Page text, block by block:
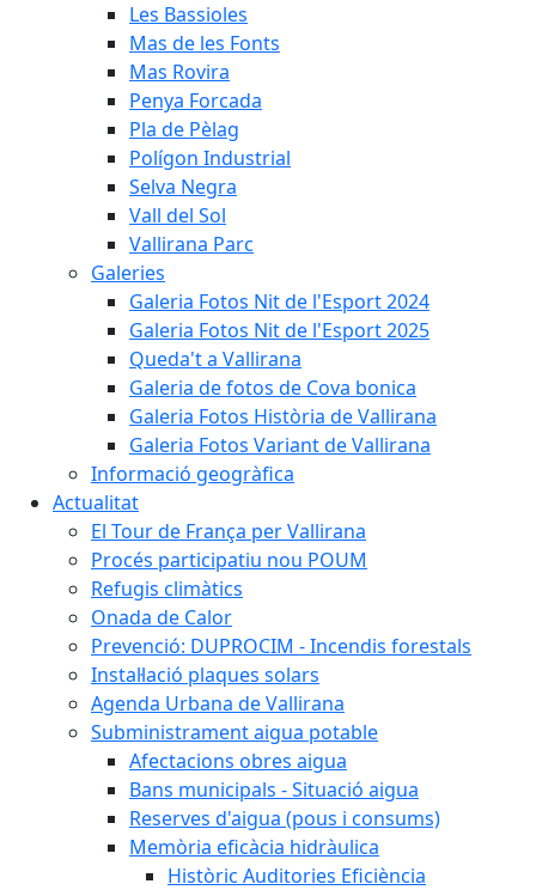
Les Bassioles
Mas de les Fonts
Mas Rovira
Penya Forcada
Pla de Pèlag
Polígon Industrial
Selva Negra
Vall del Sol
Vallirana Parc
Galeries
Galeria Fotos Nit de l'Esport 2024
Galeria Fotos Nit de l'Esport 2025
Queda't a Vallirana
Galeria de fotos de Cova bonica
Galeria Fotos Història de Vallirana
Galeria Fotos Variant de Vallirana
Informació geogràfica
Actualitat
El Tour de França per Vallirana
Procés participatiu nou POUM
Refugis climàtics
Onada de Calor
Prevenció: DUPROCIM - Incendis forestals
Instal·lació plaques solars
Agenda Urbana de Vallirana
Subministrament aigua potable
Afectacions obres aigua
Bans municipals - Situació aigua
Reserves d'aigua (pous i consums)
Memòria eficàcia hidràulica
Històric Auditories Eficiència